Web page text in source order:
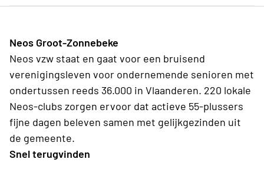
Neos Groot-Zonnebeke
Neos vzw staat en gaat voor een bruisend
verenigingsleven voor ondernemende senioren met
ondertussen reeds 36.000 in Vlaanderen. 220 lokale
Neos-clubs zorgen ervoor dat actieve 55-plussers
fijne dagen beleven samen met gelijkgezinden uit
de gemeente.
Snel terugvinden